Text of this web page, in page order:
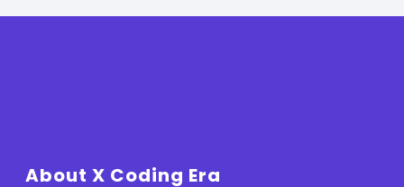
About X Coding Era